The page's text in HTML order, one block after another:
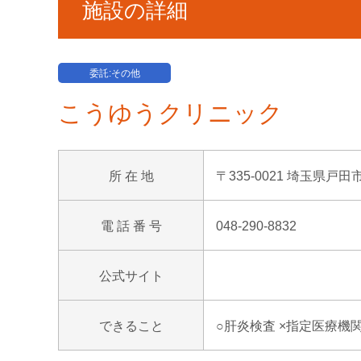
施設の詳細
委託:その他
こうゆうクリニック
所 在 地 〒335-0021 埼玉県戸田
電 話 番 号 048-290-8832
公式サイト
できること ○肝炎検査 ×指定医療機関